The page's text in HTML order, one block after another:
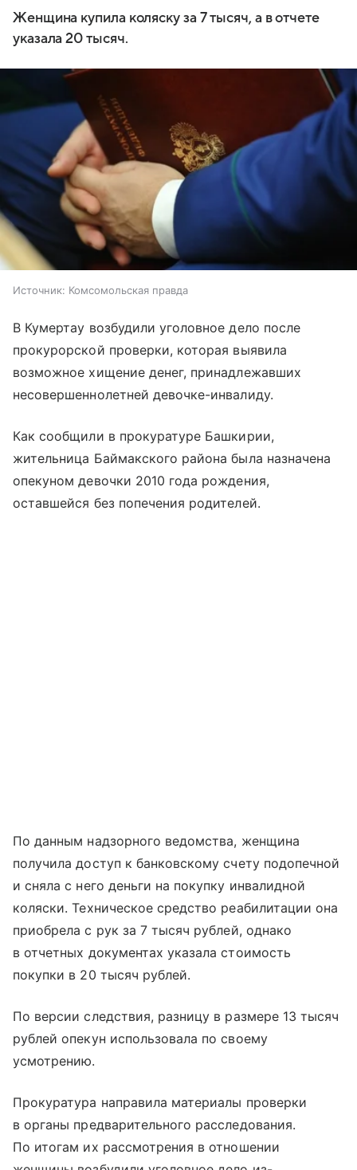
Женщина купила коляску за 7 тысяч, а в отчете
указала 20 тысяч.
Источник: Комсомольская правда
В Кумертау возбудили уголовное дело после
прокурорской проверки, которая выявила
возможное хищение денег, принадлежавших
несовершеннолетней девочке-инвалиду.
Как сообщили в прокуратуре Башкирии,
жительница Баймакского района была назначена
опекуном девочки 2010 года рождения,
оставшейся без попечения родителей.
По данным надзорного ведомства, женщина
получила доступ к банковскому счету подопечной
и сняла с него деньги на покупку инвалидной
коляски. Техническое средство реабилитации она
приобрела с рук за 7 тысяч рублей, однако
в отчетных документах указала стоимость
покупки в 20 тысяч рублей.
По версии следствия, разницу в размере 13 тысяч
рублей опекун использовала по своему
усмотрению.
Прокуратура направила материалы проверки
в органы предварительного расследования.
По итогам их рассмотрения в отношении